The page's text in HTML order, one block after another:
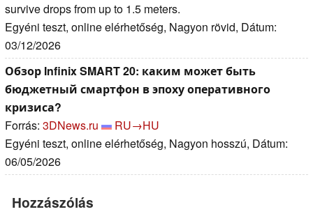
survive drops from up to 1.5 meters.
Egyéni teszt, online elérhetőség, Nagyon rövid, Dátum:
03/12/2026
Обзор Infinix SMART 20: каким может быть
бюджетный смартфон в эпоху оперативного
кризиса?
Forrás: 3DNews.ru
RU→HU
Egyéni teszt, online elérhetőség, Nagyon hosszú, Dátum:
06/05/2026
Hozzászólás